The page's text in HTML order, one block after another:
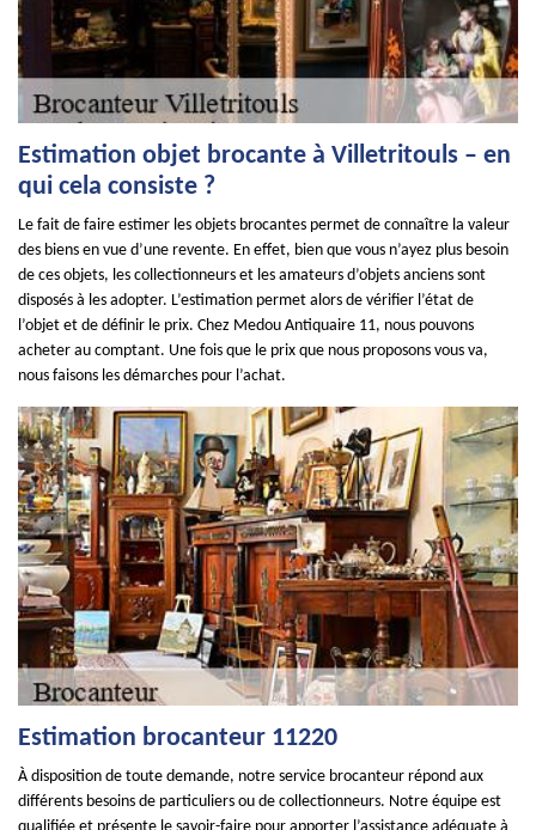
Estimation objet brocante à Villetritouls – en
qui cela consiste ?
Le fait de faire estimer les objets brocantes permet de connaître la valeur
des biens en vue d’une revente. En effet, bien que vous n’ayez plus besoin
de ces objets, les collectionneurs et les amateurs d’objets anciens sont
disposés à les adopter. L’estimation permet alors de vérifier l’état de
l’objet et de définir le prix. Chez Medou Antiquaire 11, nous pouvons
acheter au comptant. Une fois que le prix que nous proposons vous va,
nous faisons les démarches pour l’achat.
Estimation brocanteur 11220
À disposition de toute demande, notre service brocanteur répond aux
différents besoins de particuliers ou de collectionneurs. Notre équipe est